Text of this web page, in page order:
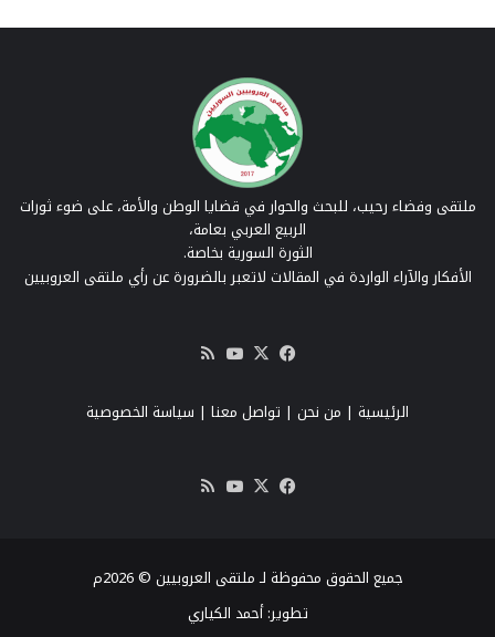
ملتقى وفضاء رحيب، للبحث والحوار في قضايا الوطن والأمة، على ضوء ثورات
الربيع العربي بعامة،
الثورة السورية بخاصة.
الأفكار والآراء الواردة في المقالات لاتعبر بالضرورة عن رأي ملتقى العروبيين
فيسبوك
‫X
‫YouTube
RSS
الرئيسية | من نحن | تواصل معنا | سياسة الخصوصية
فيسبوك
‫X
‫YouTube
جميع الحقوق محفوظة لـ ملتقى العروبيين © 2026م
تطوير:أحمد الكياري